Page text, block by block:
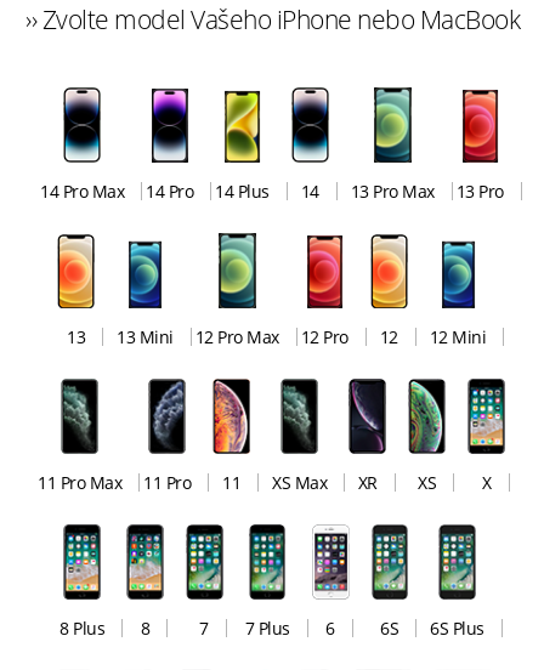
›› Zvolte model Vašeho iPhone nebo MacBook
14 Pro Max 14 Pro 14 Plus 14 13 Pro Max 13 Pro
13 13 Mini 12 Pro Max 12 Pro 12 12 Mini
11 Pro Max 11 Pro 11 XS Max XR XS X
8 Plus 8 7 7 Plus 6 6S 6S Plus